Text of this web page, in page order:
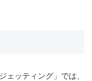
ェッティング」では、